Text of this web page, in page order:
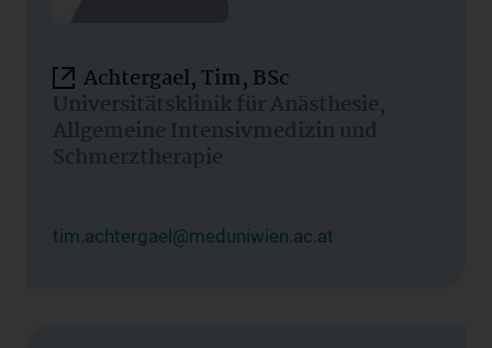
Achtergael, Tim, BSc
Universitätsklinik für Anästhesie,
Allgemeine Intensivmedizin und
Schmerztherapie
tim.achtergael@meduniwien.ac.at